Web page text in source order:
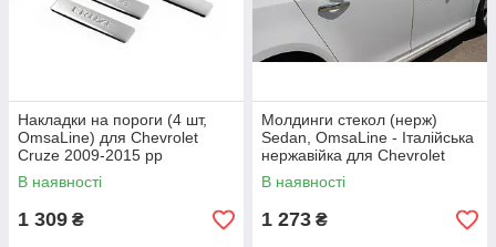
Накладки на пороги (4 шт,
OmsaLine) для Chevrolet
Cruze 2009-2015 рр
В наявності
1 309 ₴
Молдинги стекол (нерж)
Sedan, OmsaLine - Італійська
нержавійка для Chevrolet
Cruze 2009-2015 рр
В наявності
1 273 ₴